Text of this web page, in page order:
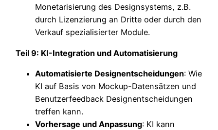
Monetarisierung des Designsystems, z.B.
durch Lizenzierung an Dritte oder durch den
Verkauf spezialisierter Module.
Teil 9: KI-Integration und Automatisierung
Automatisierte Designentscheidungen: Wie
KI auf Basis von Mockup-Datensätzen und
Benutzerfeedback Designentscheidungen
treffen kann.
Vorhersage und Anpassung: KI kann